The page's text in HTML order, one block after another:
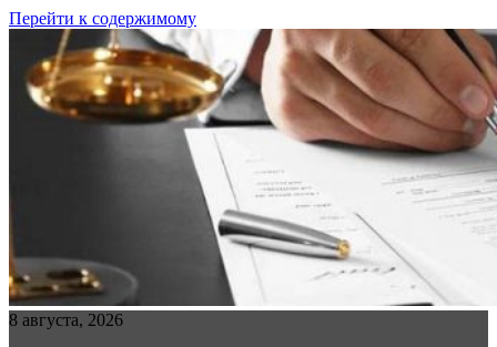
Перейти к содержимому
8 августа, 2026